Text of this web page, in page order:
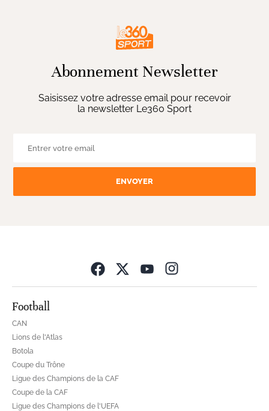
Abonnement Newsletter
Saisissez votre adresse email pour recevoir
la newsletter Le360 Sport
ENVOYER
Football
CAN
Lions de l'Atlas
Botola
Coupe du Trône
Ligue des Champions de la CAF
Coupe de la CAF
Ligue des Champions de l'UEFA